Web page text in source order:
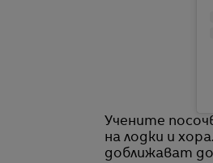
Учените
на лодки и
доближават до